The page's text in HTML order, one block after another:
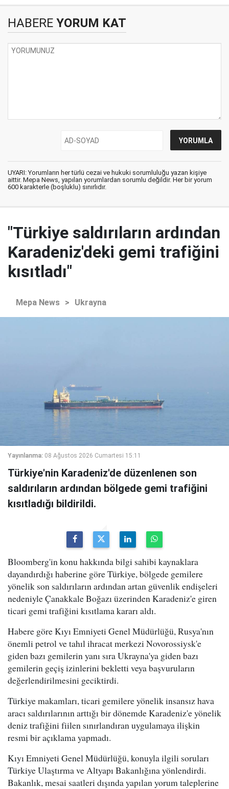
HABERE YORUM KAT
UYARI: Yorumların her türlü cezai ve hukuki sorumluluğu yazan kişiye
aittir. Mepa News, yapılan yorumlardan sorumlu değildir. Her bir yorum
600 karakterle (boşluklu) sınırlıdır.
"Türkiye saldırıların ardından
Karadeniz'deki gemi trafiğini
kısıtladı"
Mepa News > Ukrayna
Yayınlanma: 08 Ağustos 2026 Cumartesi 15:11
Türkiye'nin Karadeniz'de düzenlenen son
saldırıların ardından bölgede gemi trafiğini
kısıtladığı bildirildi.
Bloomberg'in konu hakkında bilgi sahibi kaynaklara
dayandırdığı haberine göre Türkiye, bölgede gemilere
yönelik son saldırıların ardından artan güvenlik endişeleri
nedeniyle Çanakkale Boğazı üzerinden Karadeniz'e giren
ticari gemi trafiğini kısıtlama kararı aldı.
Habere göre Kıyı Emniyeti Genel Müdürlüğü, Rusya'nın
önemli petrol ve tahıl ihracat merkezi Novorossiysk'e
giden bazı gemilerin yanı sıra Ukrayna'ya giden bazı
gemilerin geçiş izinlerini bekletti veya başvuruların
değerlendirilmesini geciktirdi.
Türkiye makamları, ticari gemilere yönelik insansız hava
aracı saldırılarının arttığı bir dönemde Karadeniz'e yönelik
deniz trafiğini fiilen sınırlandıran uygulamaya ilişkin
resmi bir açıklama yapmadı.
Kıyı Emniyeti Genel Müdürlüğü, konuyla ilgili soruları
Türkiye Ulaştırma ve Altyapı Bakanlığına yönlendirdi.
Bakanlık, mesai saatleri dışında yapılan yorum taleplerine